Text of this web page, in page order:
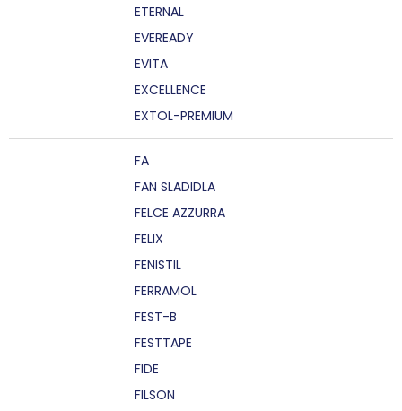
ETERNAL
EVEREADY
EVITA
EXCELLENCE
EXTOL-PREMIUM
FA
FAN SLADIDLA
FELCE AZZURRA
FELIX
FENISTIL
FERRAMOL
FEST-B
FESTTAPE
FIDE
FILSON